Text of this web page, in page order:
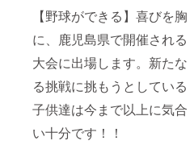
【野球ができる】喜びを胸
に、鹿児島県で開催される
大会に出場します。新たな
る挑戦に挑もうとしている
子供達は今まで以上に気合
い十分です！！